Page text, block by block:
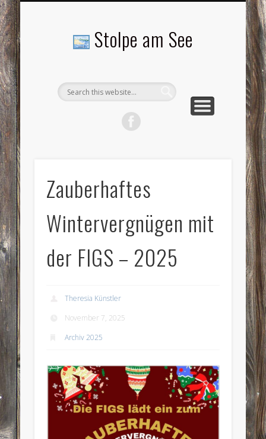
Stolpe am See
Zauberhaftes
Wintervergnügen mit
der FIGS – 2025
Theresia Künstler
November 7, 2025
Archiv 2025